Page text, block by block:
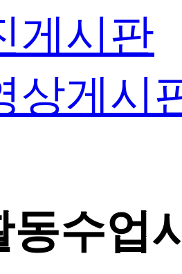
게시판
상게시
동수업